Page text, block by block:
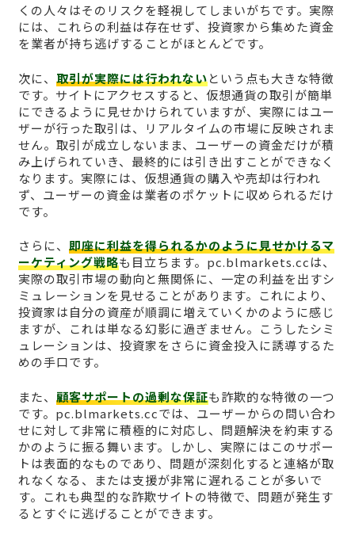
くの人々はそのリスクを軽視してしまいがちです。実際
には、これらの利益は存在せず、投資家から集めた資金
を業者が持ち逃げすることがほとんどです。
次に、 取引が実際には行われないという点も大きな特徴
です。サイトにアクセスすると、仮想通貨の取引が簡単
にできるように見せかけられていますが、実際にはユー
ザーが行った取引は、リアルタイムの市場に反映されま
せん。取引が成立しないまま、ユーザーの資金だけが積
み上げられていき、最終的には引き出すことができなく
なります。実際には、仮想通貨の購入や売却は行われ
ず、ユーザーの資金は業者のポケットに収められるだけ
です。
さらに、 即座に利益を得られるかのように見せかけるマ
ーケティング戦略も目立ちます。pc.blmarkets.ccは、
実際の取引市場の動向と無関係に、一定の利益を出すシ
ミュレーションを見せることがあります。これにより、
投資家は自分の資産が順調に増えていくかのように感じ
ますが、これは単なる幻影に過ぎません。こうしたシミ
ュレーションは、投資家をさらに資金投入に誘導するた
めの手口です。
また、 顧客サポートの過剰な保証も詐欺的な特徴の一つ
です。pc.blmarkets.ccでは、ユーザーからの問い合わ
せに対して非常に積極的に対応し、問題解決を約束する
かのように振る舞います。しかし、実際にはこのサポー
トは表面的なものであり、問題が深刻化すると連絡が取
れなくなる、または支援が非常に遅れることが多いで
す。これも典型的な詐欺サイトの特徴で、問題が発生す
るとすぐに逃げることができます。